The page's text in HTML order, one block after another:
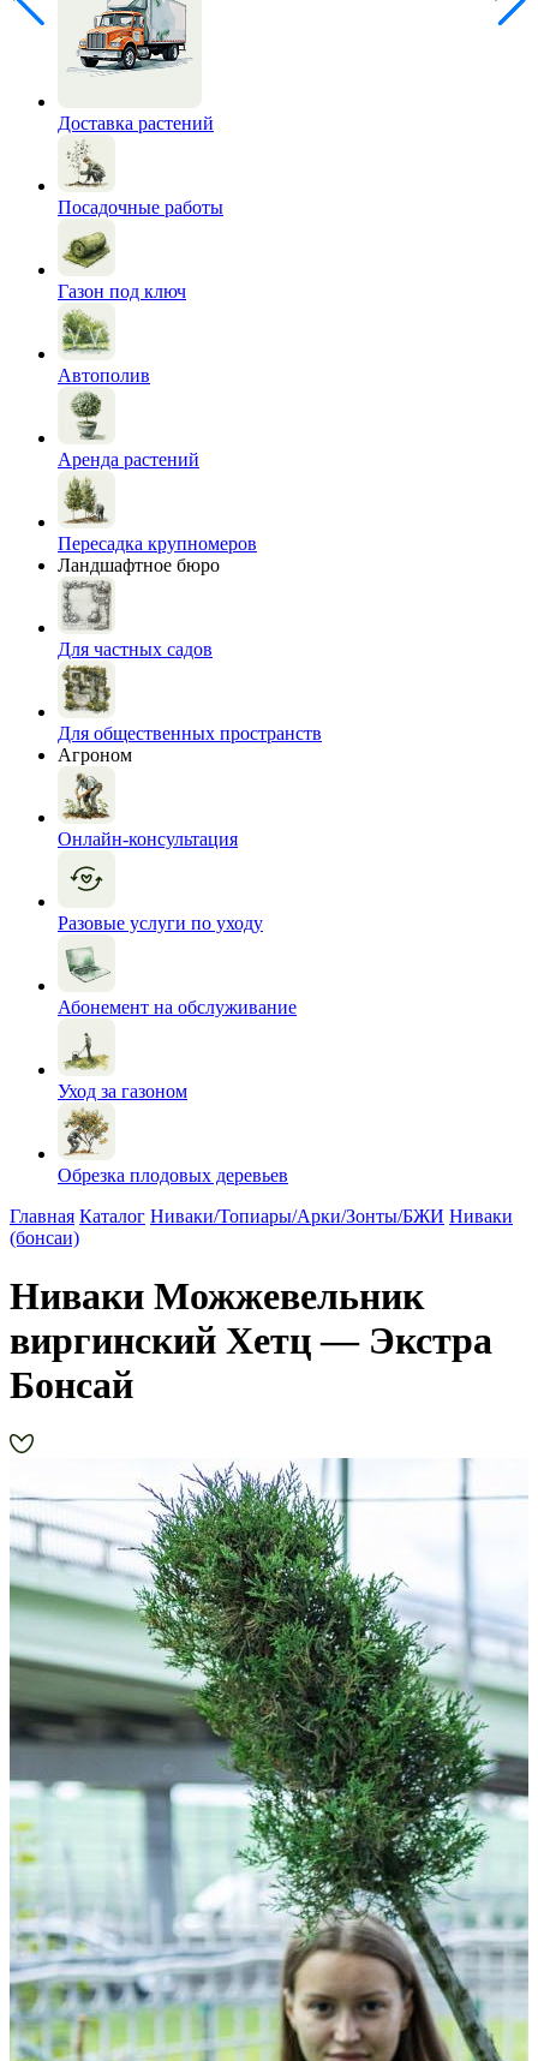
Доставка растений
Посадочные работы
Газон под ключ
Автополив
Аренда растений
Пересадка крупномеров
Ландшафтное бюро
Для частных садов
Для общественных пространств
Агроном
Онлайн-консультация
Разовые услуги по уходу
Абонемент на обслуживание
Уход за газоном
Обрезка плодовых деревьев
Главная Каталог Ниваки/Топиары/Арки/Зонты/БЖИ Ниваки
(бонсаи)
Ниваки Можжевельник
виргинский Хетц — Экстра
Бонсай